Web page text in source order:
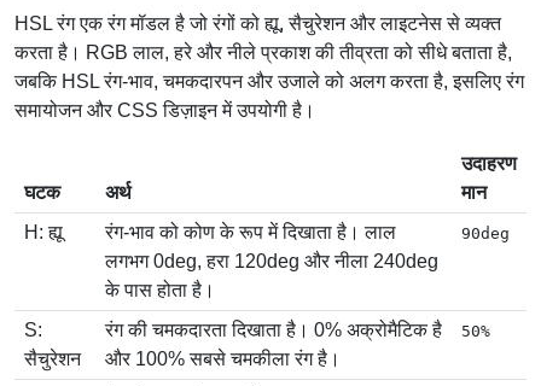
HSL रंग एक रंग मॉडल है जो रंगों को ह्यू, सैचुरेशन और लाइटनेस से व्यक्त
करता है। RGB लाल, हरे और नीले प्रकाश की तीव्रता को सीधे बताता है,
जबकि HSL रंग-भाव, चमकदारपन और उजाले को अलग करता है, इसलिए रंग
समायोजन और CSS डिज़ाइन में उपयोगी है।
घटक अर्थ
उदाहरण
मान
H: ह्यू
रंग-भाव को कोण के रूप में दिखाता है। लाल
लगभग 0deg, हरा 120deg और नीला 240deg
के पास होता है।
90deg
S:
सैचुरेशन
रंग की चमकदारता दिखाता है। 0% अक्रोमैटिक है
और 100% सबसे चमकीला रंग है।
50%